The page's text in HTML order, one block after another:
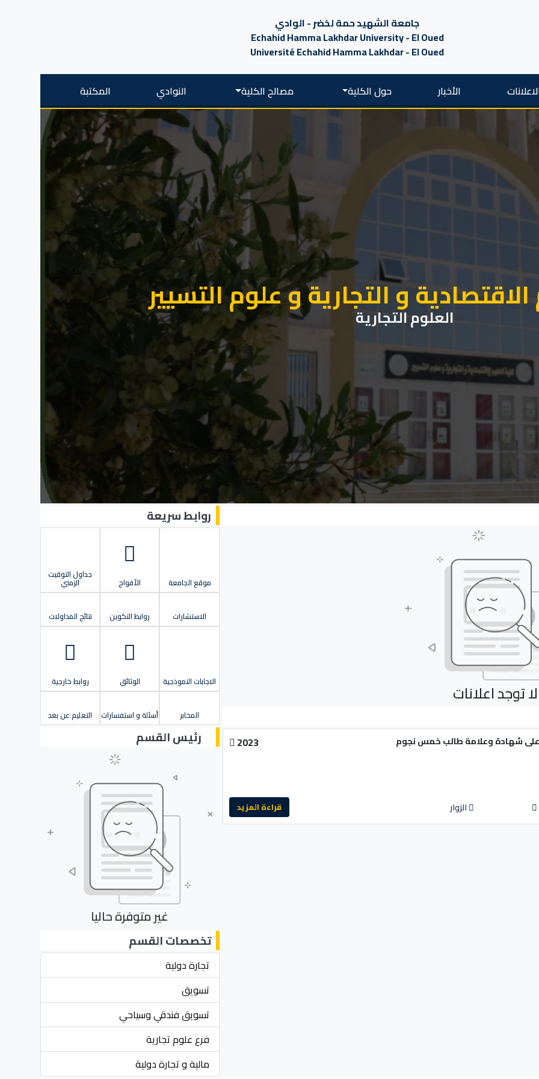
جامعة الشهيد حمة لخضر - الوادي
Echahid Hamma Lakhdar University - El Oued
Université Echahid Hamma Lakhdar - El Oued
الأخبار حول الكلية مصالح الكلية النوادي المكتبة
و التجارية و علوم التسيير
العلوم التجارية
لا توجد اعلانات
على شهادة وعلامة طالب خمس نجوم 2023
الزوار قراءة المزيد
روابط سريعة
موقع الجامعة الأفواج
جداول التوقيت
الزمني
الاستشارات روابط التكوين نتائج المداولات
الاجابات النموذجية الوثائق روابط خارجية
المخابر أسئلة و استفسارات التعليم عن بعد
رئيس القسم
غير متوفرة حاليا
تخصصات القسم
تجارة دولية
تسويق
تسويق فندقي وسياحي
فرع علوم تجارية
مالية و تجارة دولية